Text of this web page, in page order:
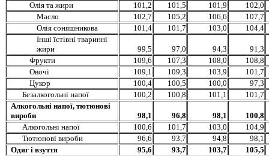
Олія та жири
101,2 101,5 101,9
102,0
Масло
102,7 105,2 106,6
107,7
Олія соняшникова
101,4 101,7 103,0
104,4
Інші їстівні тваринні
жири
99,5 97,0 94,3
91,3
Фрукти
109,6 107,3 108,0
108,8
Овочі
109,1 109,3 103,9
101,7
Цукор
100,4 100,5 100,0
97,3
Безалкогольні напої
100,2 100,8 101,1
101,7
Алкогольні напої, тютюнові
вироби
98,1 96,8 98,1
100,8
Алкогольні напої
100,6 101,7 103,0
104,9
Тютюнові вироби
96,6 93,7 94,8
98,1
Одяг і взуття
95,6 93,7 103,7
105,5